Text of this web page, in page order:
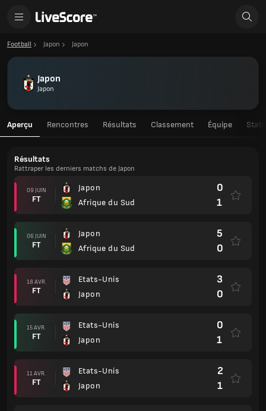
Football Japon Japon
Japon
Japon
Aperçu Rencontres Résultats Classement Équipe
Résultats
Rattraper les derniers matchs de Japon
09 JUIN
FT
Japon
Afrique du Sud
0
1
06 JUIN
FT
Japon
Afrique du Sud
5
0
18 AVR.
FT
Etats-Unis
Japon
3
0
15 AVR.
FT
Etats-Unis
Japon
0
1
11 AVR.
FT
Etats-Unis
Japon
2
1